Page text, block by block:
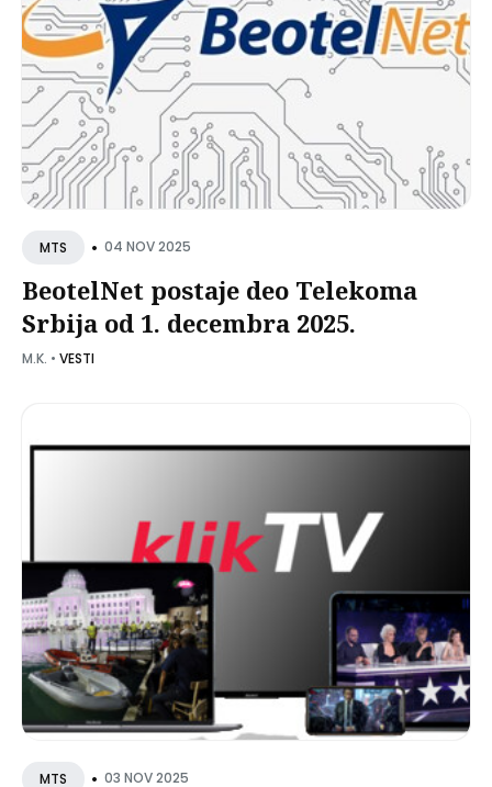
MTS • 04 NOV 2025
BeotelNet postaje deo Telekoma
Srbija od 1. decembra 2025.
M.K. • VESTI
MTS • 03 NOV 2025